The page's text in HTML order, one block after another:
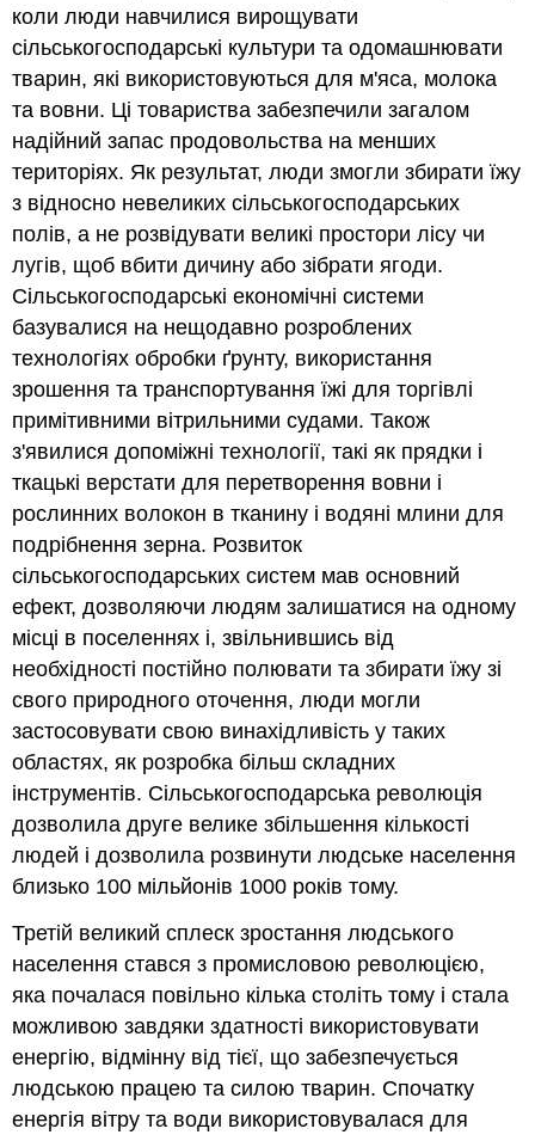
коли люди навчилися вирощувати
сільськогосподарські культури та одомашнювати
тварин, які використовуються для м'яса, молока
та вовни. Ці товариства забезпечили загалом
надійний запас продовольства на менших
територіях. Як результат, люди змогли збирати їжу
з відносно невеликих сільськогосподарських
полів, а не розвідувати великі простори лісу чи
лугів, щоб вбити дичину або зібрати ягоди.
Сільськогосподарські економічні системи
базувалися на нещодавно розроблених
технологіях обробки ґрунту, використання
зрошення та транспортування їжі для торгівлі
примітивними вітрильними судами. Також
з'явилися допоміжні технології, такі як прядки і
ткацькі верстати для перетворення вовни і
рослинних волокон в тканину і водяні млини для
подрібнення зерна. Розвиток
сільськогосподарських систем мав основний
ефект, дозволяючи людям залишатися на одному
місці в поселеннях і, звільнившись від
необхідності постійно полювати та збирати їжу зі
свого природного оточення, люди могли
застосовувати свою винахідливість у таких
областях, як розробка більш складних
інструментів. Сільськогосподарська революція
дозволила друге велике збільшення кількості
людей і дозволила розвинути людське населення
близько 100 мільйонів 1000 років тому.
Третій великий сплеск зростання людського
населення стався з промисловою революцією,
яка почалася повільно кілька століть тому і стала
можливою завдяки здатності використовувати
енергію, відмінну від тієї, що забезпечується
людською працею та силою тварин. Спочатку
енергія вітру та води використовувалася для